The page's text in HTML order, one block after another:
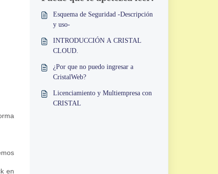
en
Esquema de Seguridad -Descripción
y uso-
INTRODUCCIÓN A CRISTAL
CLOUD.
¿Por que no puedo ingresar a
CristalWeb?
Licenciamiento y Multiempresa con
CRISTAL